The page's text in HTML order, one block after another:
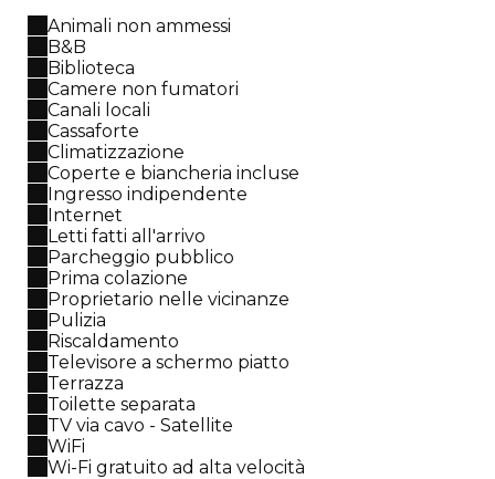
Animali non ammessi
B&B
Biblioteca
Camere non fumatori
Canali locali
Cassaforte
Climatizzazione
Coperte e biancheria incluse
Ingresso indipendente
Internet
Letti fatti all'arrivo
Parcheggio pubblico
Prima colazione
Proprietario nelle vicinanze
Pulizia
Riscaldamento
Televisore a schermo piatto
Terrazza
Toilette separata
TV via cavo - Satellite
WiFi
Wi-Fi gratuito ad alta velocità